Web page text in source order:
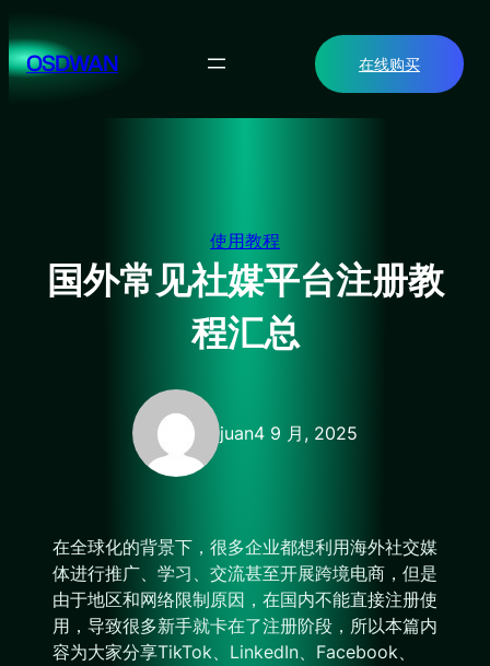
至
内OSDWAN 在线购买
使用教程
国外常见社媒平台注册教
程汇总
juan4 9 月, 2025
在全球化的背景下，很多企业都想利用海外社交媒
体进行推广、学习、交流甚至开展跨境电商，但是
由于地区和网络限制原因，在国内不能直接注册使
用，导致很多新手就卡在了注册阶段，所以本篇内
容为大家分享TikTok、LinkedIn、Facebook、